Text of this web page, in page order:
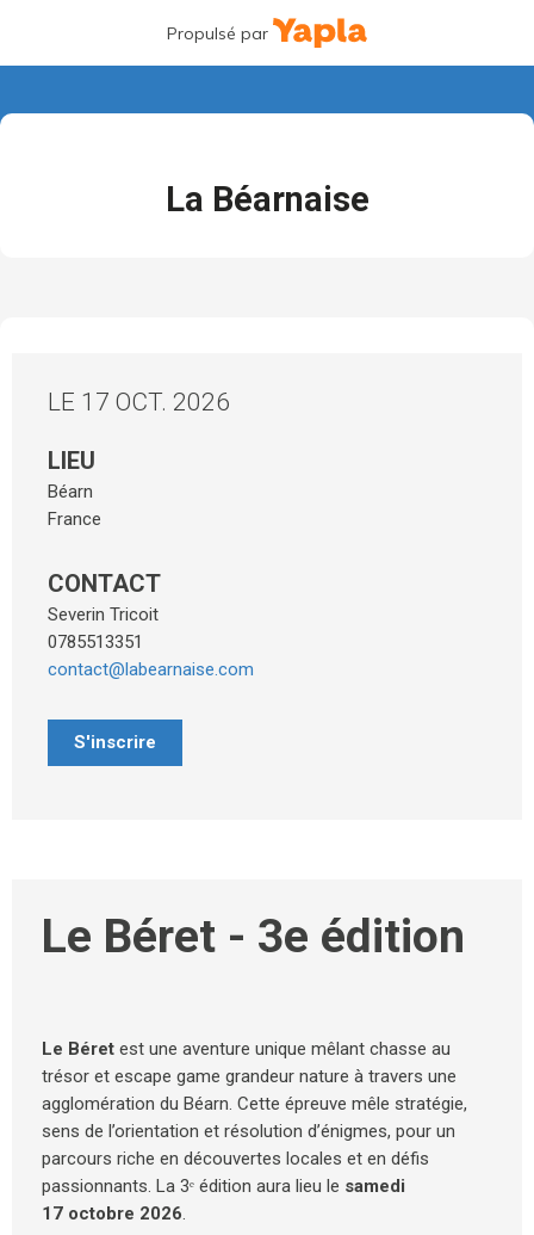
Propulsé par
La Béarnaise
LE 17 OCT. 2026
LIEU
Béarn
France
CONTACT
Severin Tricoit
0785513351
contact@labearnaise.com
S'inscrire
Le Béret - 3e édition
Le Béret est une aventure unique mêlant chasse au
trésor et escape game grandeur nature à travers une
agglomération du Béarn. Cette épreuve mêle stratégie,
sens de l’orientation et résolution d’énigmes, pour un
parcours riche en découvertes locales et en défis
passionnants. La 3ᵉ édition aura lieu le samedi
17 octobre 2026.